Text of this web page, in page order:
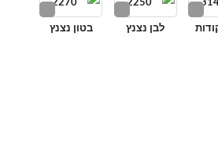
לבן נצנץ בטון נצנץ